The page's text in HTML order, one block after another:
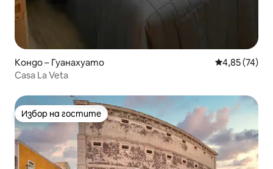
Кондо – Гуанахуато Средна
4,85 (74)
Casa La Veta
Избор на гостите
Избор на гостите